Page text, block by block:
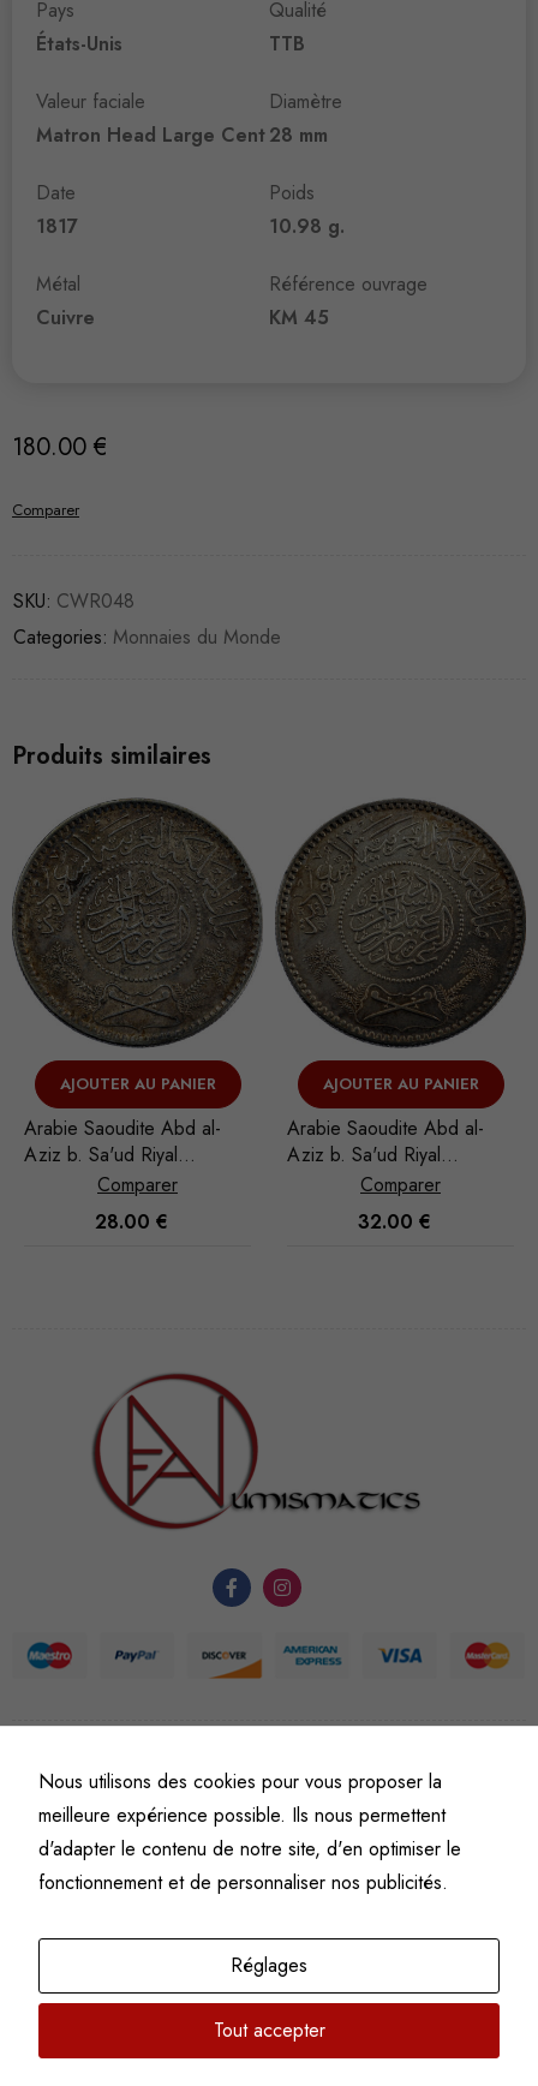
Pays
États-Unis
Valeur faciale
Matron Head Large Cent
Date
1817
Métal
Cuivre
Qualité
TTB
Diamètre
28 mm
Poids
10.98 g.
Référence ouvrage
KM 45
180.00 €
Comparer
SKU: CWR048
Categories: Monnaies du Monde
Produits similaires
AJOUTER AU PANIER
Arabie Saoudite Abd al-
Aziz b. Sa'ud Riyal
1935/AH 1354
Comparer
32.00
VENDU
VOIR L'ARTICLE
Arabie Saoudite Abd al-
Aziz b. Sa'ud Riyal
1935/AH 1354
Comparer
28.00
©Fine art numismatics– Tous droits réservés.
Politique de confidentialité
Conditions générales de vente et d’utilisation
Mentions légales
Nous utilisons des cookies pour vous proposer la
meilleure expérience possible. Ils nous permettent
d'adapter le contenu de notre site, d'en optimiser le
fonctionnement et de personnaliser nos publicités.
Réglages
Tout accepter
nécessaires au
Statistiques
améliorer la
et la
structure du
site Web, en
l'usage qu'il